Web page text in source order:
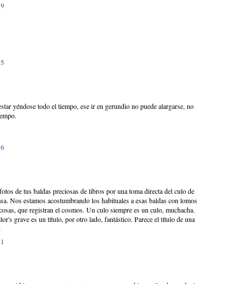
yéndose todo el tiempo, ese ir en gerundio no puede alargarse, no
de tus baldas preciosas de libros por una toma directa del culo de
Nos estamos acostumbrando los habituales a esas baldas con lomos
que registran el cosmos. Un culo siempre es un culo, muchacha.
grave es un título, por otro lado, fantástico. Parece el título de una